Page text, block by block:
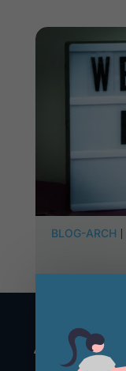
BLOG-ARCH |
À PROPOS